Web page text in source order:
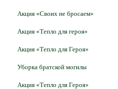
Акция «Своих не бросаем»
Акция «Тепло для героя»
Акция «Тепло для Героя»
Уборка братской могилы
Акция «Тепло для Героя»